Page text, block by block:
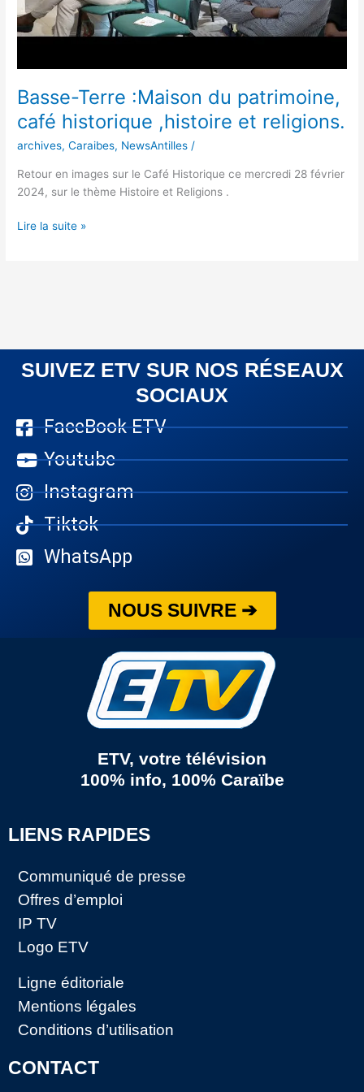
Basse-Terre :Maison du patrimoine,
café historique ,histoire et religions.
archives,Caraibes, NewsAntilles /
Retour en images sur le Café Historique ce mercredi 28 février
2024, sur le thème Histoire et Religions .
Lire la suite »
SUIVEZ ETV SUR NOS RÉSEAUX
SOCIAUX
FaceBook ETV
Youtube
Instagram
Tiktok
WhatsApp
NOUS SUIVRE ➔
ETV, votre télévision
100% info, 100% Caraïbe
LIENS RAPIDES
Communiqué de presse
Offres d’emploi
IP TV
Logo ETV
Ligne éditoriale
Mentions légales
Conditions d’utilisation
CONTACT